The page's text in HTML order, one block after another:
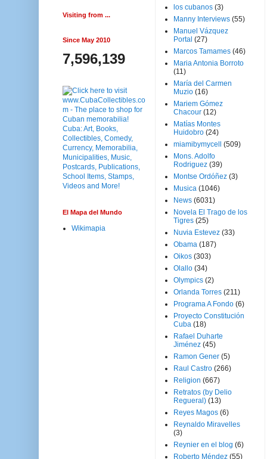
Visiting from ...
Since May 2010
7,596,139
El Mapa del Mundo
Wikimapia
los cubanos (3)
Manny Interviews (55)
Manuel Vázquez
Portal (27)
Marcos Tamames (46)
Maria Antonia Borroto
(11)
María del Carmen
Muzio (16)
Mariem Gómez
Chacour (12)
Matías Montes
Huidobro (24)
miamibymycell
(509)
Mons. Adolfo
Rodriguez (39)
Montse Ordóñez (3)
Musica (1046)
News (6031)
Novela El Trago de los
Tigres (25)
Nuvia Estevez (33)
Obama (187)
Oikos (303)
Olallo (34)
Olympics (2)
Orlanda Torres (211)
Programa A Fondo (6)
Proyecto Constitución
Cuba (18)
Rafael Duharte
Jiménez (45)
Ramon Gener (5)
Raul Castro (266)
Religion (667)
Retratos (by Delio
Regueral) (13)
Reyes Magos (6)
Reynaldo Miravelles
(3)
Reynier en el blog (6)
Roberto Méndez (55)